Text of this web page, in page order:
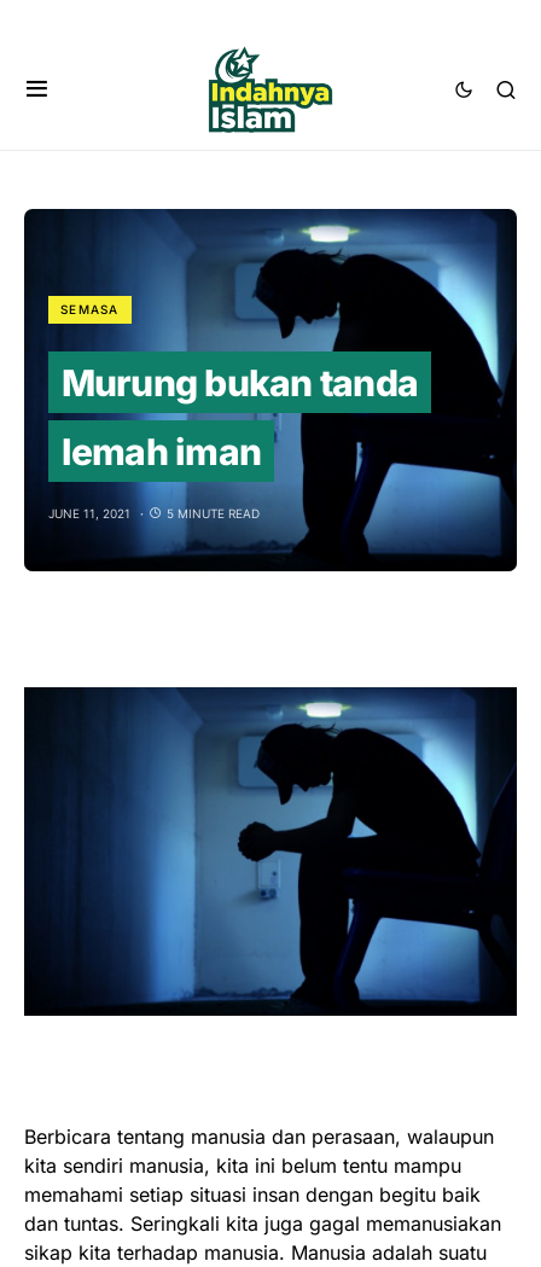
SEMASA
Murung bukan tanda
lemah iman
JUNE 11, 2021 5 MINUTE READ
Berbicara tentang manusia dan perasaan, walaupun
kita sendiri manusia, kita ini belum tentu mampu
memahami setiap situasi insan dengan begitu baik
dan tuntas. Seringkali kita juga gagal memanusiakan
sikap kita terhadap manusia. Manusia adalah suatu